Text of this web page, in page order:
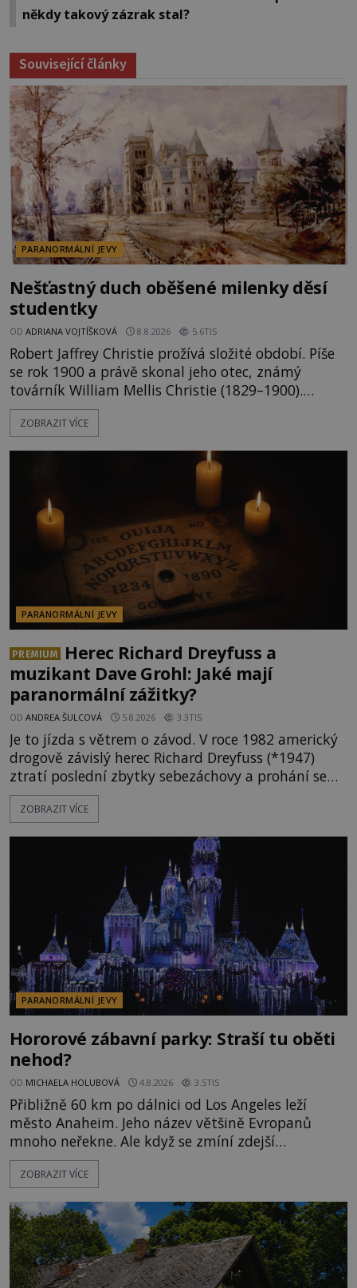
někdy takový zázrak stal?
Související články
PARANORMÁLNÍ JEVY
Nešťastný duch oběšené milenky děsí
studentky
OD ADRIANA VOJTÍŠKOVÁ 8.8.2026 5.6TIS
Robert Jaffrey Christie prožívá složité období. Píše
se rok 1900 a právě skonal jeho otec, známý
továrník William Mellis Christie (1829–1900).
Smutná událost je ale doprovázena ohromným
dědictvím... Robertu připadne rodinné sídlo v
ta, na niž přijde Robert, by jen tak někoho
ZOBRAZIT VÍCE
PARANORMÁLNÍ JEVY
PREMIUM
Herec Richard Dreyfuss a
muzikant Dave Grohl: Jaké mají
paranormální zážitky?
OD ANDREA ŠULCOVÁ 5.8.2026 3.3TIS
Je to jízda s větrem o závod. V roce 1982 americký
drogově závislý herec Richard Dreyfuss (*1947)
ztratí poslední zbytky sebezáchovy a prohání se
po silnicích ve svém mercedesu jako utržený ze
řetězu. Vše vyvrcholí katastrofou, když to Dreyfuss
následně nalezne schovaný kokain. Tímto
momentem se slavnému
ZOBRAZIT VÍCE
PARANORMÁLNÍ JEVY
Hororové zábavní parky: Straší tu oběti
nehod?
OD MICHAELA HOLUBOVÁ 4.8.2026 3.5TIS
Přibližně 60 km po dálnici od Los Angeles leží
město Anaheim. Jeho název většině Evropanů
mnoho neřekne. Ale když se zmíní zdejší
Disneyland, je hned jasno. Zábavní park vyroste na
poklidném místě bývalého sadu pomerančovníků.
kolem 17 000 000 zábavychtivých lidí ročně. A ač je
velká snaha to utajit, někteří z
ZOBRAZIT VÍCE